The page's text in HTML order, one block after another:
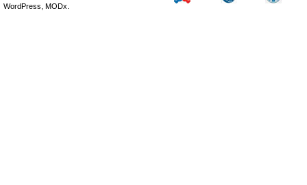
WordPress, MODx.